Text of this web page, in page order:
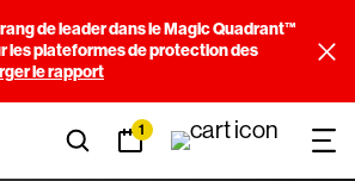
de leader dans le Magic Quadrant™
les plateformes de protection des
le rapport
1